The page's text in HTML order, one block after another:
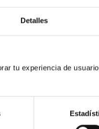
Detalles
tu experiencia de
¿No tienes cuenta?